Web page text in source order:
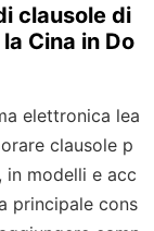
clausole di
Cina in Do
elettronica lea
clausole p
in modelli e acc
principale cons